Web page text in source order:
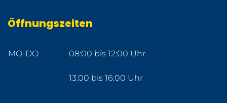
Öffnungszeiten
MO-DO 08:00 bis 12:00 Uhr
13:00 bis 16:00 Uhr